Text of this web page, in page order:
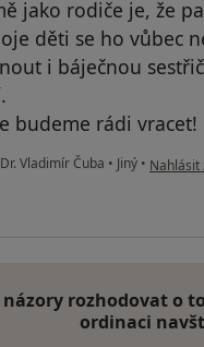
jako rodiče je, že
děti se ho vůbec
i báječnou
budeme rádi vracet!
Vladimír Čuba • Jiný • podle
Nahlásit
rozhodovat o
ordinaci